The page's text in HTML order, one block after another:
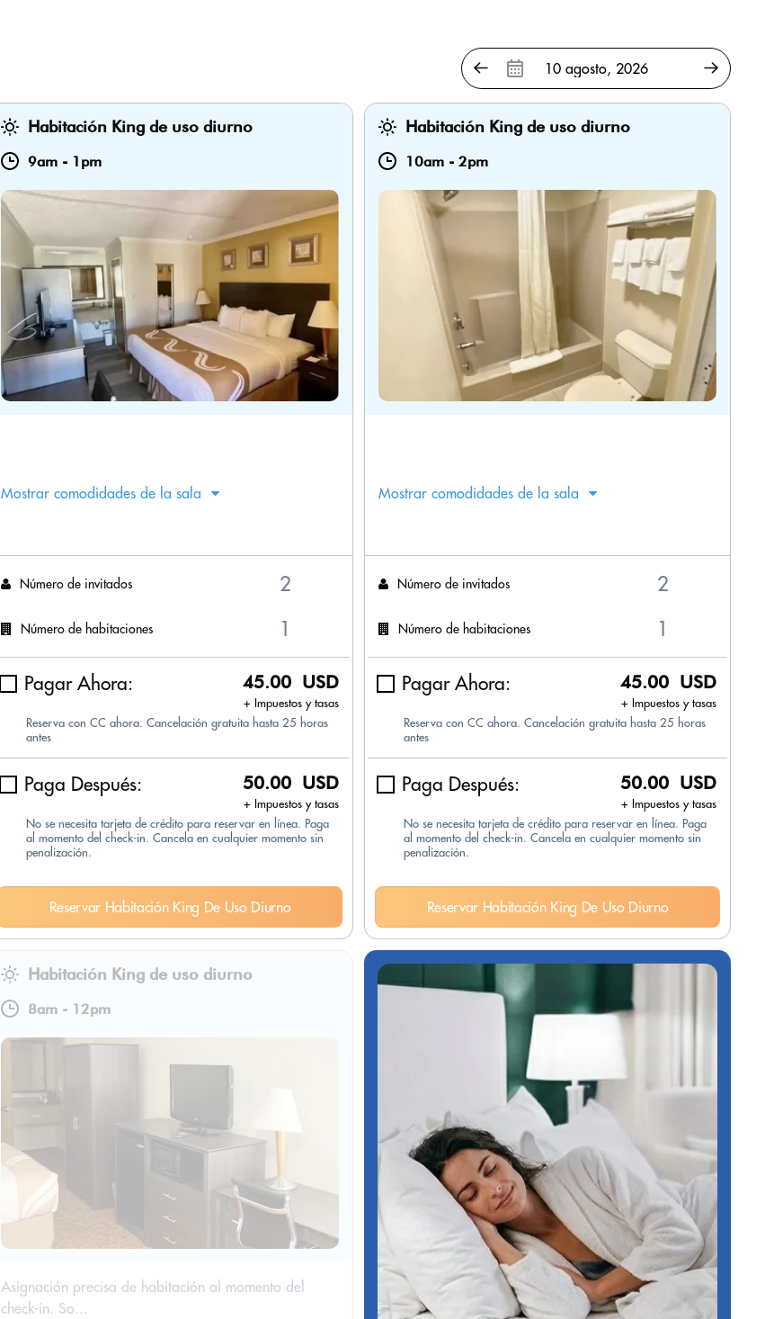
Habitación King de uso diurno
9am - 1pm
Mostrar comodidades de la sala
Número de invitados
Número de habitaciones
Pagar Ahora: 45.00 USD
+ Impuestos y tasas
Reserva con CC ahora. Cancelación gratuita hasta 25 horas
antes
Paga Después: 50.00 USD
+ Impuestos y tasas
No se necesita tarjeta de crédito para reservar en línea. Paga
al momento del check-in. Cancela en cualquier momento sin
penalización.
Reservar Habitación King De Uso Diurno
Habitación King de uso diurno
10am - 2pm
Mostrar comodidades de la sala
Número de invitados
Número de habitaciones
Pagar Ahora: 45.00 USD
+ Impuestos y tasas
Reserva con CC ahora. Cancelación gratuita hasta 25 horas
antes
Paga Después: 50.00 USD
+ Impuestos y tasas
No se necesita tarjeta de crédito para reservar en línea. Paga
al momento del check-in. Cancela en cualquier momento sin
penalización.
Reservar Habitación King De Uso Diurno
Habitación King de uso diurno
8am - 12pm
Asignación precisa de habitación al momento del
check-in. So...